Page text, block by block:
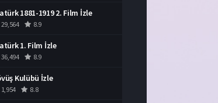
1881-1919 2. Film İzle
29,564 8.9
1. Film İzle
36,494 8.9
Kulübü İzle
1,954 8.8